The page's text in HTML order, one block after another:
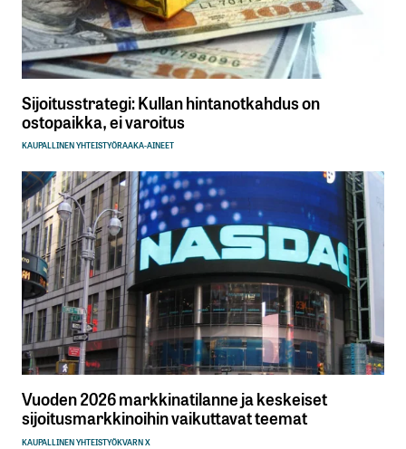
Sijoitusstrategi: Kullan hintanotkahdus on
ostopaikka, ei varoitus
KAUPALLINEN YHTEISTYÖRAAKA-AINEET
Vuoden 2026 markkinatilanne ja keskeiset
sijoitusmarkkinoihin vaikuttavat teemat
KAUPALLINEN YHTEISTYÖKVARN X